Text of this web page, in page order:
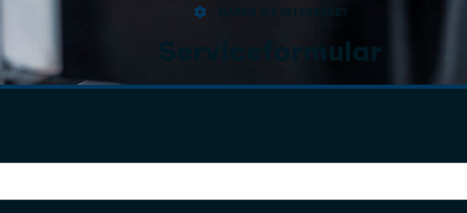
HABEN SIE INTERESSE?
Serviceformular